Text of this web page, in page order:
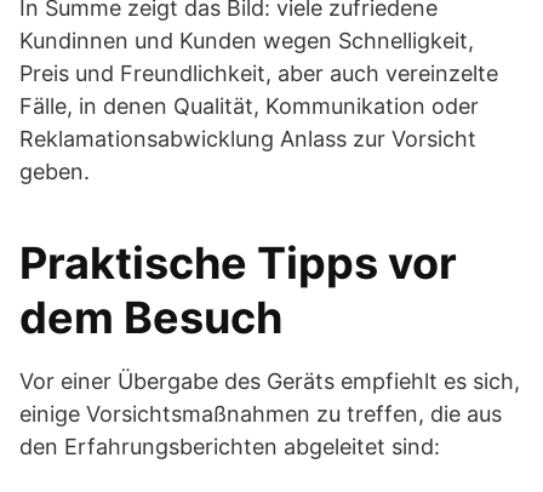
In Summe zeigt das Bild: viele zufriedene
Kundinnen und Kunden wegen Schnelligkeit,
Preis und Freundlichkeit, aber auch vereinzelte
Fälle, in denen Qualität, Kommunikation oder
Reklamationsabwicklung Anlass zur Vorsicht
geben.
Praktische Tipps vor
dem Besuch
Vor einer Übergabe des Geräts empfiehlt es sich,
einige Vorsichtsmaßnahmen zu treffen, die aus
den Erfahrungsberichten abgeleitet sind: